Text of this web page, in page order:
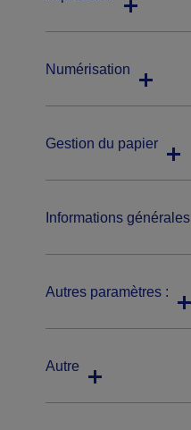
Numérisation
Gestion du papier
Informations générales
Autres paramètres :
Autre